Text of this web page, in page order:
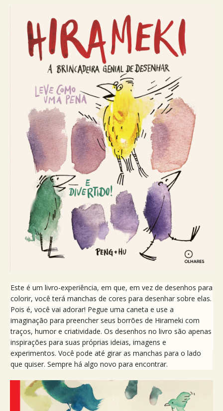
Este é um livro-experiência, em que, em vez de desenhos para
colorir, você terá manchas de cores para desenhar sobre elas.
Pois é, você vai adorar! Pegue uma caneta e use a
imaginação para preencher seus borrões de Hirameki com
traços, humor e criatividade. Os desenhos no livro são apenas
inspirações para suas próprias ideias, imagens e
experimentos. Você pode até girar as manchas para o lado
que quiser. Sempre há algo novo para encontrar.